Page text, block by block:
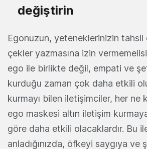
değiştirin
Egonuzun, yeteneklerinizin tahsil
çekler yazmasına izin
ego ile birlikte değil, empati ve
kurduğu zaman çok daha etkili
kurmayı bilen iletişimciler, her ne
ego maskesi altın iletişim
göre daha etkili olacaklardır. Bu
anladığınızda, öfkeyi saygıya ve